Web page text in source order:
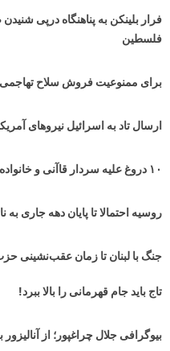
فرار بلینکن به پناهنگاه درپی
فلسطین
برای ممنوعیت فروش سلاح تهاجمی
ارسال تاد به اسرائیل نیروهای
۱۰ دروغ علیه سردار قاآنی و خانواده اش
روسیه احتمالا تا پایان دهه جاری به
جنگ با لبنان تا زمان عقب‌نشینی
تاج باید جام قهرمانی را بالا ببرد!
بیوگرافی جلال چراغپور؛ از